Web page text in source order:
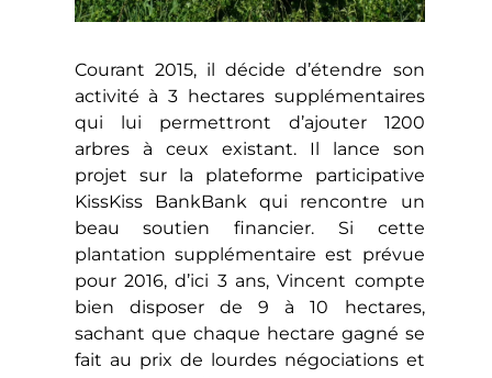
Courant 2015, il décide d’étendre son
activité à 3 hectares supplémentaires
qui lui permettront d’ajouter 1200
arbres à ceux existant. Il lance son
projet sur la plateforme participative
KissKiss BankBank qui rencontre un
beau soutien financier. Si cette
plantation supplémentaire est prévue
pour 2016, d’ici 3 ans, Vincent compte
bien disposer de 9 à 10 hectares,
sachant que chaque hectare gagné se
fait au prix de lourdes négociations et